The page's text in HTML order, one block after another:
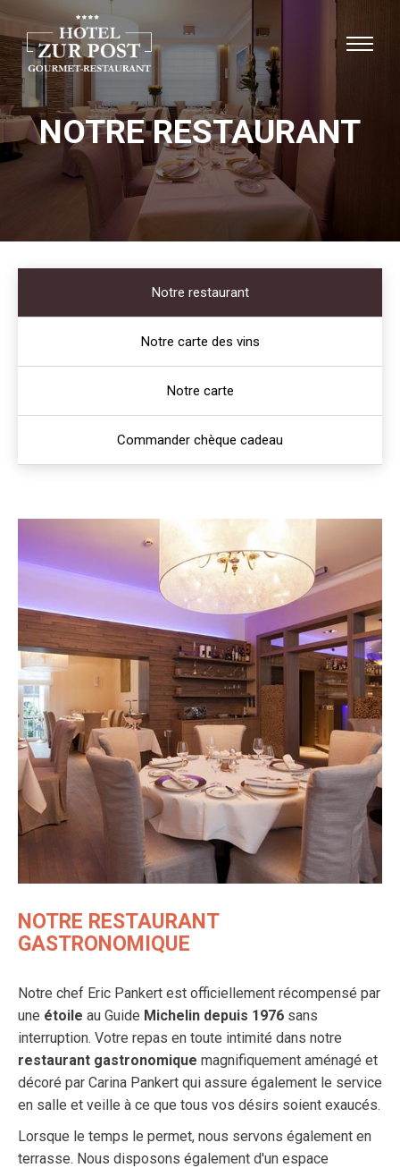
NOTRE RESTAURANT
Notre restaurant
Notre carte des vins
Notre carte
Commander chèque cadeau
NOTRE RESTAURANT
GASTRONOMIQUE
Notre chef Eric Pankert est officiellement récompensé par
une étoile au Guide Michelin depuis 1976 sans
interruption. Votre repas en toute intimité dans notre
restaurant gastronomique magnifiquement aménagé et
décoré par Carina Pankert qui assure également le service
en salle et veille à ce que tous vos désirs soient exaucés.
Lorsque le temps le permet, nous servons également en
terrasse. Nous disposons également d'un espace